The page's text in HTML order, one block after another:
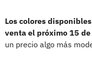
Los colores
venta el próximo 15
un precio algo más